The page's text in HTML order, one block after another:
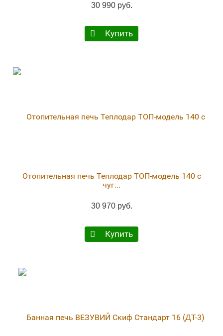
30 990 руб.
Купить
Отопительная печь Теплодар ТОП-модель 140 с
чуг...
30 970 руб.
Купить